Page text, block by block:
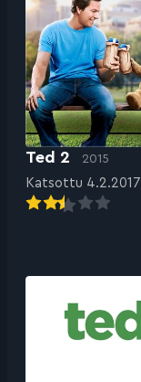
Ted 2 2015
Katsottu 4.2.2017